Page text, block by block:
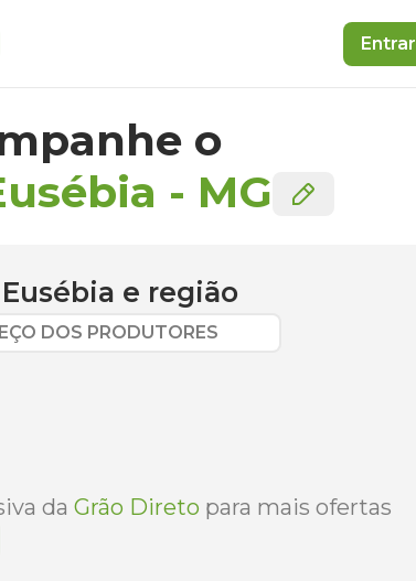
Entrar
o
- MG
e região
DOS PRODUTORES
da Grão Direto para mais ofertas